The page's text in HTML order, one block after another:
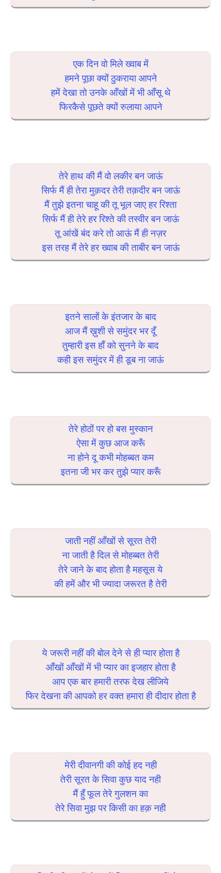
एक दिन वो मिले ख्वाब में
हमने पूछा क्यों ठुकराया आपने
हमें देखा तो उनके आँखों में भी आँसू थे
फिरकैसे पूछते क्यों रुलाया आपने
तेरे हाथ की मैं वो लकीर बन जाऊं
सिर्फ मैं ही तेरा मुक़दर तेरी तक़दीर बन जाऊं
मैं तुझे इतना चाहू की तू भूल जाए हर रिश्ता
सिर्फ मैं ही तेरे हर रिश्ते की तस्वीर बन जाऊं
तू आंखें बंद करे तो आऊं मैं ही नज़र
इस तरह मैं तेरे हर ख्वाब की ताबीर बन जाऊं
इतने सालों के इंतजार के बाद
आज मैं ख़ुशी से समुंदर भर दूँ
तुम्हारी इस हाँ को सुनने के बाद
कही इस समुंदर में ही डूब ना जाऊं
तेरे होठों पर हो बस मुस्कान
ऐसा में कुछ आज करूँ
ना होने दू कभी मोहब्बत कम
इतना जी भर कर तुझे प्यार करूँ
जाती नहीं आँखों से सूरत तेरी
ना जाती है दिल से मोहब्बत तेरी
तेरे जाने के बाद होता है महसूस ये
की हमें और भी ज्यादा जरूरत है तेरी
ये जरूरी नहीं की बोल देने से ही प्यार होता है
आँखों आँखों में भी प्यार का इजहार होता है
आप एक बार हमारी तरफ देख लीजिये
फिर देखना की आपको हर वक्त हमारा ही दीदार होता है
मेरी दीवानगी की कोई हद नही
तेरी सूरत के सिवा कुछ याद नही
मैं हुँ फूल तेरे गुलशन का
तेरे सिवा मुझ पर किसी का हक़ नही